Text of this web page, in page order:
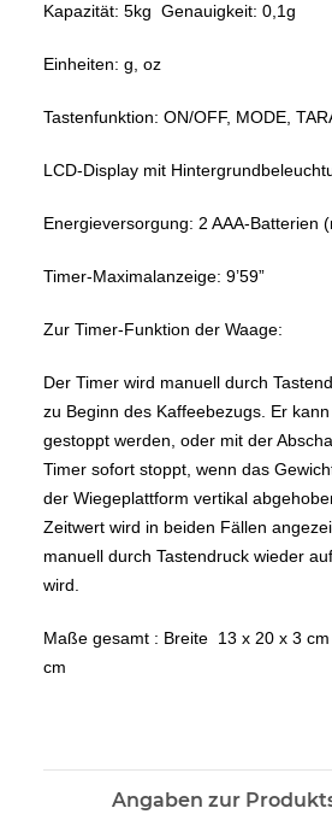
Kapazität: 5kg Genauigkeit: 0,1g
Einheiten: g, oz
Tastenfunktion: ON/OFF, MODE,
LCD-Display mit
Energieversorgung: 2 AAA-Batterien
Timer-Maximalanzeige: 9’59”
Zur Timer-Funktion der Waage:
Der Timer wird manuell durch
zu Beginn des Kaffeebezugs. Er
gestoppt werden, oder mit der
Timer sofort stoppt, wenn das
der Wiegeplattform vertikal
Zeitwert wird in beiden Fällen
manuell durch Tastendruck wieder
wird.
Maße gesamt : Breite 13 x 20 x 3
cm
Angaben zur